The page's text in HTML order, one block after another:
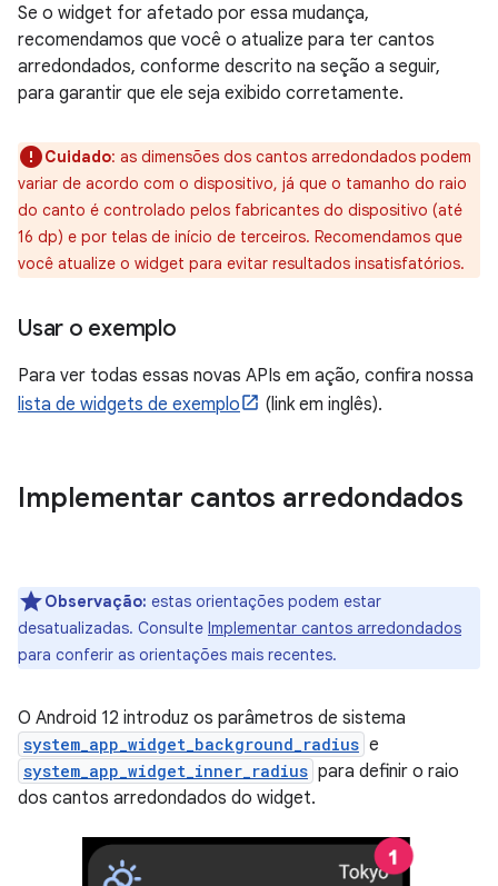
Se o widget for afetado por essa mudança,
recomendamos que você o atualize para ter cantos
arredondados, conforme descrito na seção a seguir,
para garantir que ele seja exibido corretamente.
Cuidado: as dimensões dos cantos arredondados podem
variar de acordo com o dispositivo, já que o tamanho do raio
do canto é controlado pelos fabricantes do dispositivo (até
16 dp) e por telas de início de terceiros. Recomendamos que
você atualize o widget para evitar resultados insatisfatórios.
Usar o exemplo
Para ver todas essas novas APIs em ação, confira nossa
lista de widgets de exemplo
(link em inglês).
Implementar cantos arredondados
Observação: estas orientações podem estar
desatualizadas. Consulte Implementar cantos arredondados
para conferir as orientações mais recentes.
O Android 12 introduz os parâmetros de sistema
system_app_widget_background_radius e
system_app_widget_inner_radius para definir o raio
dos cantos arredondados do widget.